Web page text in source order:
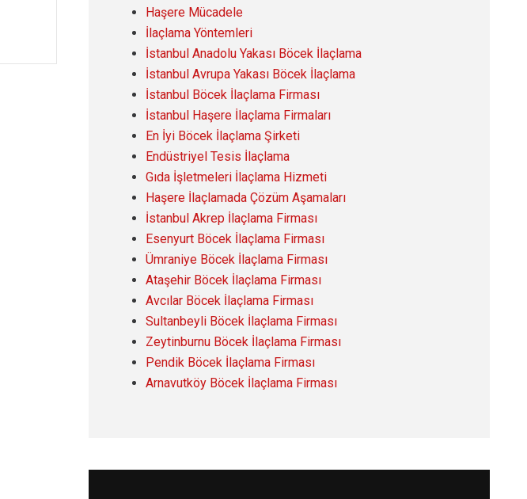
Haşere Mücadele
İlaçlama Yöntemleri
İstanbul Anadolu Yakası Böcek İlaçlama
İstanbul Avrupa Yakası Böcek İlaçlama
İstanbul Böcek İlaçlama Firması
İstanbul Haşere İlaçlama Firmaları
En İyi Böcek İlaçlama Şirketi
Endüstriyel Tesis İlaçlama
Gıda İşletmeleri İlaçlama Hizmeti
Haşere İlaçlamada Çözüm Aşamaları
İstanbul Akrep İlaçlama Firması
Esenyurt Böcek İlaçlama Firması
Ümraniye Böcek İlaçlama Firması
Ataşehir Böcek İlaçlama Firması
Avcılar Böcek İlaçlama Firması
Sultanbeyli Böcek İlaçlama Firması
Zeytinburnu Böcek İlaçlama Firması
Pendik Böcek İlaçlama Firması
Arnavutköy Böcek İlaçlama Firması